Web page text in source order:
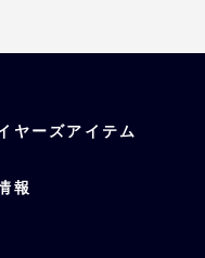
ヤーズアイテム
報